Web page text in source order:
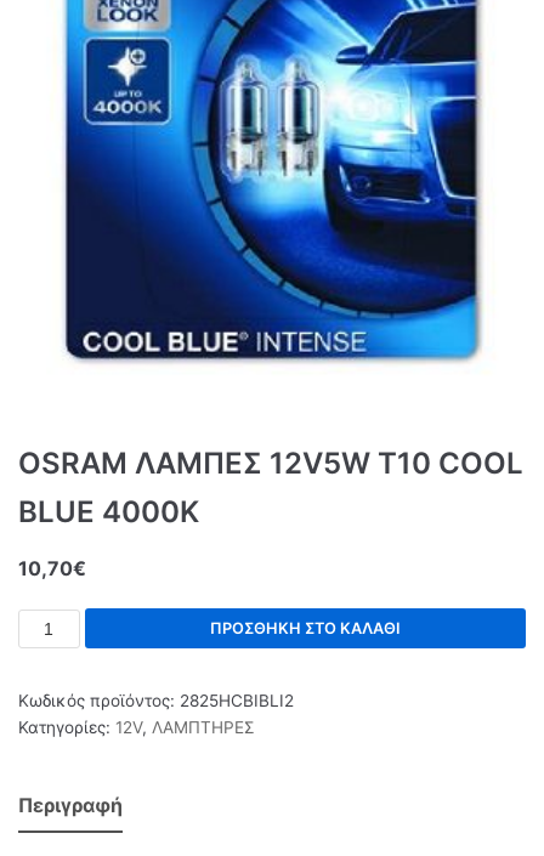
OSRAM ΛΑΜΠΕΣ 12V5W T10 COOL
BLUE 4000K
10,70€
ΠΡΟΣΘΉΚΗ ΣΤΟ ΚΑΛΆΘΙ
Κωδικός προϊόντος: 2825HCBIBLI2
Κατηγορίες: 12V, ΛΑΜΠΤΗΡΕΣ
Περιγραφή